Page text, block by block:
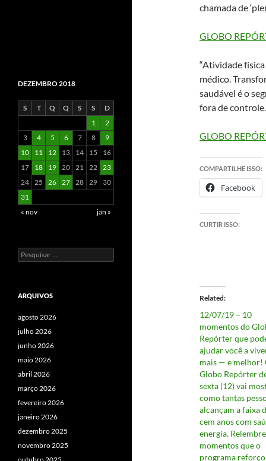
chamada de
GLOBO
“Atividade
médico.
saudável é o
fora de controle.
GLOBO
COMPARTILHE ISSO:
Facebook
CURTIR ISSO:
Related
12/07/19 – 10
momentos do
Repórter que
ajudar você a
mais — e melhor!
Globo Repórter
sexta (12) vai
como tantas
alcançam a faixa
cem anos com
energia.
momentos que o
programa
DEZEMBRO 2018
S T Q Q S S
D
1
2
3
4 5 6 7 8
9
10
11 12 13 14 15
16
17
18 19 20 21 22 23
24 25 26 27 28 29
30
31
« nov
jan »
Pesquisar
por:
ARQUIVOS
agosto 2026
julho 2026
junho 2026
maio 2026
abril 2026
março 2026
fevereiro 2026
janeiro 2026
dezembro 2025
novembro 2025